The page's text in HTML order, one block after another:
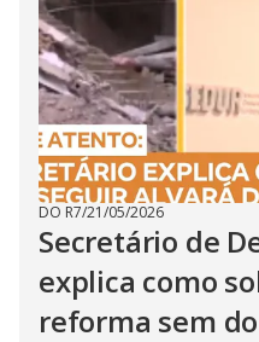
DO R7/21/05/2026
Secretário de
explica como
reforma sem